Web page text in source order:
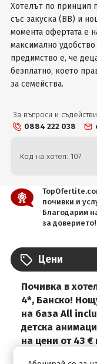
Хотелът по принцип
със закуска (BB) и
момента офертата е
максимално
предимство е, че
безплатно, което
за семейства.
За въпроси и
0884 222 038
Код на хотел: 107
почивки и
Благодарим
за доверието!
Цени
Почивка в
4*, Банско!
на база All
детска
на цени от 43 €